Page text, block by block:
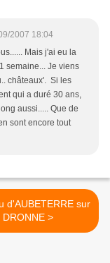
2007 18:04
Mais j'ai eu la
semaine... Je viens
châteaux'. Si les
qui a duré 30 ans,
aussi..... Que de
sont encore tout
d'AUBETERRE sur
DRONNE >